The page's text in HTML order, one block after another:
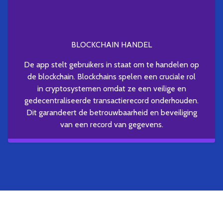
BLOCKCHAIN HANDEL
De app stelt gebruikers in staat om te handelen op
de blockchain. Blockchains spelen een cruciale rol
in cryptosystemen omdat ze een veilige en
gedecentraliseerde transactierecord onderhouden.
Dit garandeert de betrouwbaarheid en beveiliging
van een record van gegevens.